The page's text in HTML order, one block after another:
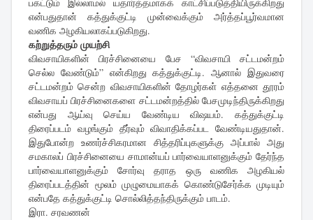
என்பதுதான் கத்துக்குட்டி முன்வைக்கும் அர்த்தப்பூர்வமான
வணிக அழகியலாகப்படுகிறது.
கற்றுத்தரும் முயற்சி
விவசாயிகளின் பிரச்சினையை பேச “விவசாயி சட்டமன்றம்
செல்ல வேண்டும்” என்கிறது கத்துக்குட்டி. ஆனால் இதுவரை
சட்டமன்றம் சென்ற விவசாயிகளின் தோழர்கள் எத்தனை தூரம்
விவசாயப் பிரச்சினைகளை சட்டமன்றத்தில் பேசமுடிந்திருக்கிறது
என்பது ஆய்வு செய்ய வேண்டிய விஷயம். கத்துக்குட்டி
திரைப்படம் வழங்கும் தீர்வும் விவாதிக்கப்பட வேண்டியதுதான்.
இதுபோன்ற உணர்ச்சிகரமான சித்தரிப்புகளுக்கு அப்பால் அது
சமகாலப் பிரச்சினையை சாமான்யப் பார்வையாளனுக்கும் தேர்ந்த
பார்வையாளனுக்கும் சோர்வு தராத ஒரு வணிக அழகியல்
திரைப்படத்தின் மூலம் முழுமையாகக் கொண்டுசேர்க்க முடியும்
என்பதே கத்துக்குட்டி சொல்லித்தந்திருக்கும் பாடம்.
இரா. சரவணன்